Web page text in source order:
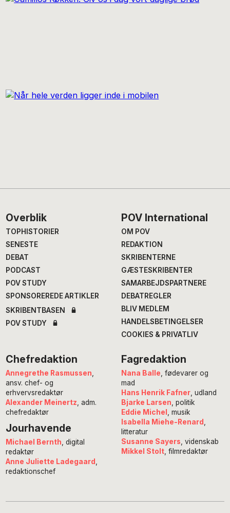
Footer
Overblik
TOPHISTORIER
SENESTE
DEBAT
PODCAST
POV STUDY
SPONSOREREDE ARTIKLER
SKRIBENTBASEN
POV STUDY
POV International
OM POV
REDAKTION
SKRIBENTERNE
GÆSTESKRIBENTER
SAMARBEJDSPARTNERE
DEBATREGLER
BLIV MEDLEM
HANDELSBETINGELSER
COOKIES & PRIVATLIV
Chefredaktion
Annegrethe Rasmussen,
ansv. chef- og
erhvervsredaktør
Alexander Meinertz, adm.
chefredaktør
Jourhavende
Michael Bernth , digital
redaktør
Anne Juliette Ladegaard
redaktionschef
Fagredaktion
Nana Balle, fødevarer og
mad
Hans Henrik Fafner, udland
Bjarke Larsen, politik
Eddie Michel , musik
Isabella Miehe-Renard ,
litteratur
Susanne Sayers, videnskab
Mikkel Stolt, filmredaktør